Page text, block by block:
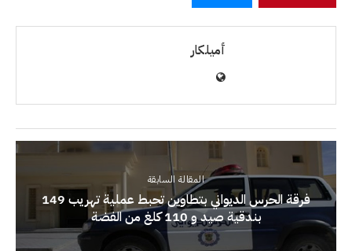
أميلكار
المقالة السابقة
فرقة الحرس الديواني بتطاوين تحبط عملية تهريب 149
بندقية صيد و 110 كلغ من الفضة